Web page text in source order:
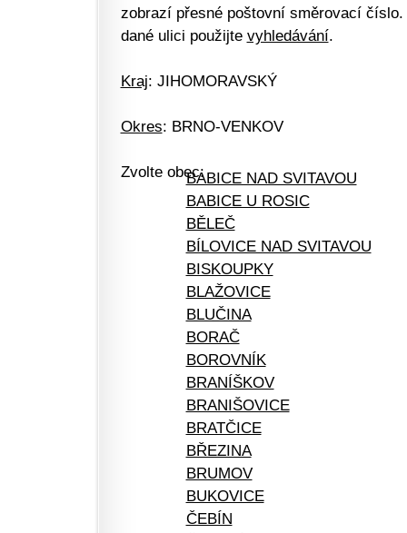
zobrazí přesné poštovní směrovací
dané ulici použijte vyhledávání.
Kraj: JIHOMORAVSKÝ
Okres: BRNO-VENKOV
Zvolte obec:BABICE NAD SVITAVOU
BABICE U ROSIC
BĚLEČ
BÍLOVICE NAD SVITAVOU
BISKOUPKY
BLAŽOVICE
BLUČINA
BORAČ
BOROVNÍK
BRANÍŠKOV
BRANIŠOVICE
BRATČICE
BŘEZINA
BRUMOV
BUKOVICE
ČEBÍN